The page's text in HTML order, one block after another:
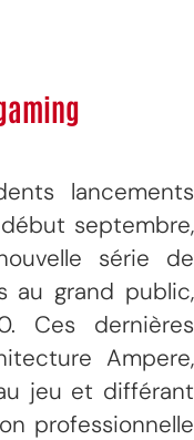
lancements
septembre,
série de
au grand public,
Ces dernières
Ampere,
jeu et différant
professionnelle